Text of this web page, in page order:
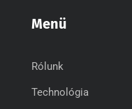
Menü
Rólunk
Technológia